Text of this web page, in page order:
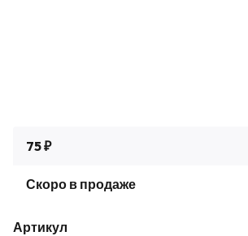
75 ₽
Скоро в продаже
Артикул